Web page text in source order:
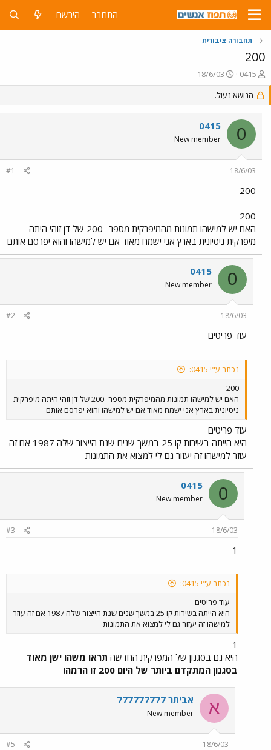
התחבר הירשם
תחבורה ציבורית
200
פ
ו
ת
ח
נ
ו
א
0415
פ
ו
ר
ס
ת
ר
18/6/03
הנושא נעול.
0
0415
New member
18/6/03
#1
200
200
האם יש למישהו תמונות מהמיפרקית מספר -200 של דן זוהי היתה
מיפרקית ניסיונית בארץ אני ישמח מאוד אם יש למישהו והוא יפרסם אותם
0
0415
New member
18/6/03
#2
עוד פריטים
נכתב ע"י 0415:
200
האם יש למישהו תמונות מהמיפרקית מספר -200 של דן זוהי היתה מיפרקית
ניסיונית בארץ אני ישמח מאוד אם יש למישהו והוא יפרסם אותם
עוד פריטים
היא הייתה בשירות קו 25 במשך שנים שנת הייצור שלה 1987 אם זה
עוזר למישהו זה יעזור גם לי למצוא את התמונות
0
0415
New member
18/6/03
#3
1
נכתב ע"י 0415:
עוד פריטים
היא הייתה בשירות קו 25 במשך שנים שנת הייצור שלה 1987 אם זה עוזר
למישהו זה יעזור גם לי למצוא את התמונות
1
היא גם בסגנון של המפרקית החדשה תראו משהו ישן מאוד
בסגנון המתקדם ביותר של היום 200 זו הרמה!
א אביתר 777777777
New member
18/6/03
#5